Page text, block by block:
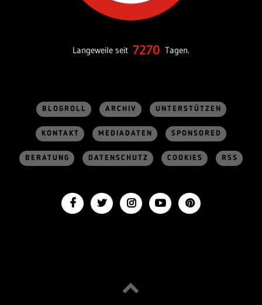
Langeweile seit 7270 Tagen.
BLOGROLL ARCHIV UNTERSTÜTZEN
KONTAKT MEDIADATEN SPONSORED
BERATUNG DATENSCHUTZ COOKIES RSS